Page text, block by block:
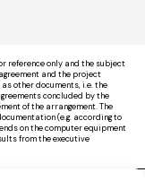
reference only and the subject
and the project
other documents, i.e. the
concluded by the
of the arrangement. The
(e.g. according to
on the computer equipment
from the executive